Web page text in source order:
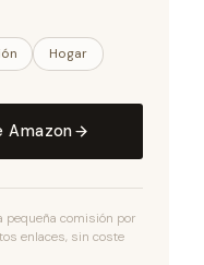
Hogar
Amazon
pequeña comisión por
enlaces, sin coste